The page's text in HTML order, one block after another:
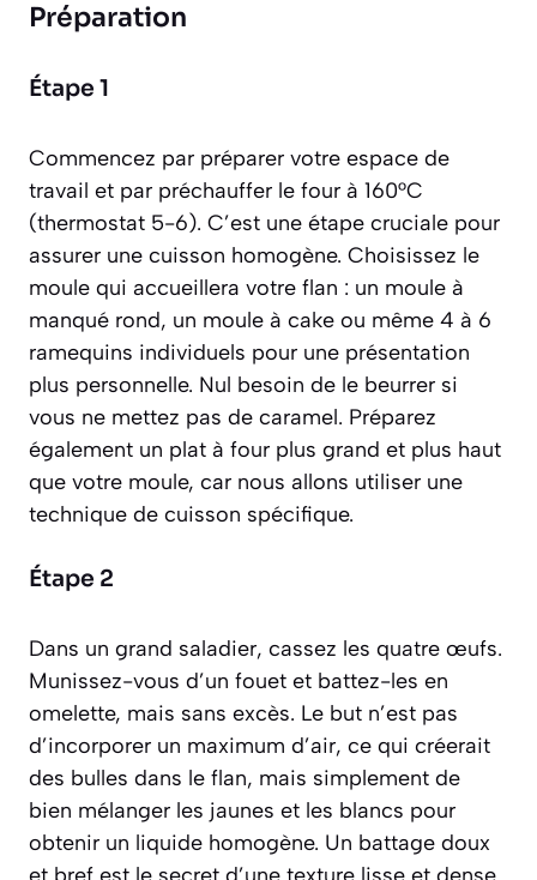
Préparation
Étape 1
Commencez par préparer votre espace de
travail et par préchauffer le four à 160°C
(thermostat 5-6). C’est une étape cruciale pour
assurer une cuisson homogène. Choisissez le
moule qui accueillera votre flan : un moule à
manqué rond, un moule à cake ou même 4 à 6
ramequins individuels pour une présentation
plus personnelle. Nul besoin de le beurrer si
vous ne mettez pas de caramel. Préparez
également un plat à four plus grand et plus haut
que votre moule, car nous allons utiliser une
technique de cuisson spécifique.
Étape 2
Dans un grand saladier, cassez les quatre œufs.
Munissez-vous d’un fouet et battez-les en
omelette, mais sans excès. Le but n’est pas
d’incorporer un maximum d’air, ce qui créerait
des bulles dans le flan, mais simplement de
bien mélanger les jaunes et les blancs pour
obtenir un liquide homogène. Un battage doux